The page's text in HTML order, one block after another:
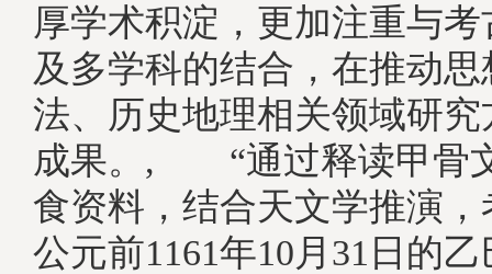
厚学术积淀，更加注重与
及多学科的结合，在推动
法、历史地理相关领域研
成果。, “通过释读甲骨
食资料，结合天文学推演
公元前1161年10月31日的